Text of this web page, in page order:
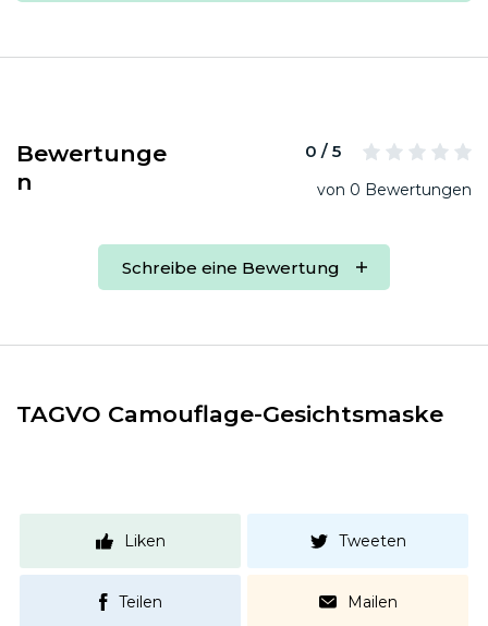
Bewertunge
n
0 / 5
von 0 Bewertungen
Schreibe eine Bewertung
TAGVO Camouflage-Gesichtsmaske
Liken Tweeten
Teilen Mailen